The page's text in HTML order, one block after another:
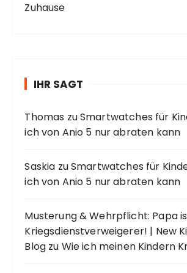
Zuhause
IHR SAGT
Thomas zuSmartwatches für
ich von Anio 5 nur abraten kann
Saskia zuSmartwatches für
ich von Anio 5 nur abraten kann
Musterung & Wehrpflicht: Papa
Kriegsdienstverweigerer! | New
Blog zu Wie ich meinen Kindern